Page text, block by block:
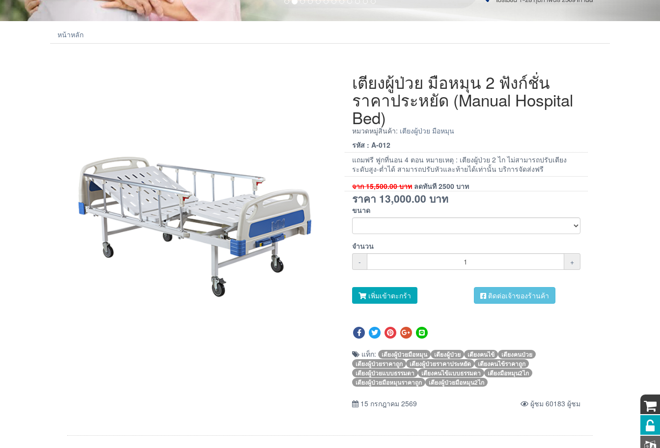
หน้าหลัก
เตียงผู้ป่วย มือหมุน 2 ฟังก์ชั่น
ราคาประหยัด (Manual Hospital
Bed)
หมวดหมู่สินค้า: เตียงผู้ป่วย มือหมุน
รหัส : A-012
แถมฟรี ฟูกที่นอน 4 ตอน หมายเหตุ : เตียงผู้ป่วย 2 ไก ไม่สามารถปรับเตียง
ระดับสูง-ต่ำได้ สามารถปรับหัวและท้ายได้เท่านั้น บริการจัดส่งฟรี
จาก15,500.00บาท ลดทันที 2500 บาท
ราคา 13,000.00 บาท
ขนาด
จำนวน
-
+
เพิ่มเข้าตะกร้า ติดต่อเจ้าของร้านค้า
แท็ก: เตียงผู้ป่วยมือหมุน เตียงผู้ป่วย เตียงคนไข้
เตียงคนป่วย
เตียงผู้ป่วยราคาถูก
เตียงผู้ป่วยราคาประหยัด
เตียงคนไข้ราคาถูก
เตียงผู้ป่วยแบบธรรมดา
เตียงคนไข้แบบธรรมดา
เตียงมือหมุน2ไก
เตียงผู้ป่วยมือหมุนราคาถูก
เตียงผู้ป่วยมือหมุน2ไก
15 กรกฎาคม 2569 ผู้ชม 60183 ผู้ชม